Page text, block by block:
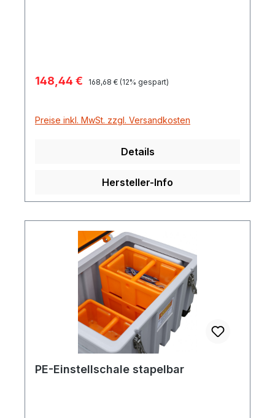
Verkaufspreis:
148,44 € Regulärer Preis:
168,68 € (12% gespart)
Preise inkl. MwSt. zzgl. Versandkosten
Details
Hersteller-Info
PE-Einstellschale stapelbar